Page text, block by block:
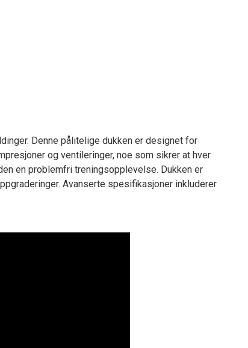
Denne pålitelige dukken er designet for
og ventileringer, noe som sikrer at hver
en problemfri treningsopplevelse. Dukken er
Avanserte spesifikasjoner inkluderer